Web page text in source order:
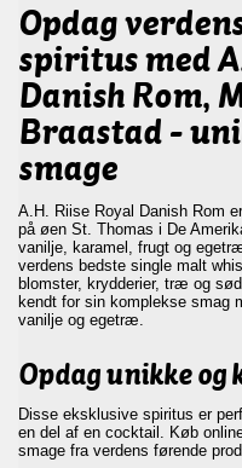
Opdag
spiritus med
Danish Rom,
Braastad -
smage
A.H. Riise Royal Danish Rom
på øen St. Thomas i De
vanilje, karamel, frugt og
verdens bedste single malt
blomster, krydderier, træ og
kendt for sin komplekse smag
vanilje og egetræ.
Opdag unikke og
Disse eksklusive spiritus er
en del af en cocktail. Køb
smage fra verdens førende